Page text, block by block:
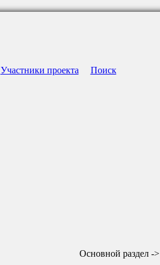
Участники проекта Поиск
Основной раздел ->